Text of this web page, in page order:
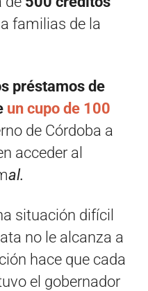
a familias de la
préstamos de
un cupo de 100
de Córdoba a
acceder al
al.
situación difícil
no le alcanza a
hace que cada
el gobernador